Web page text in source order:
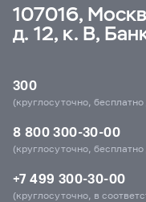
107016,
д. 12, к. В,
300
(круглосуточно,
8 800 300-30-00
(круглосуточно,
+7 499 300-30-00
(круглосуточно, в